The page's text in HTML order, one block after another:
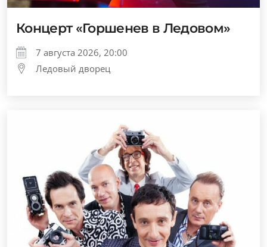
Концерт «Горшенев в Ледовом»
7 августа 2026, 20:00
Ледовый дворец